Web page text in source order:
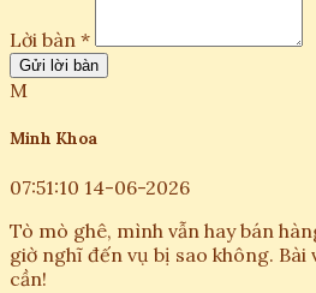
Lời bàn *
Gửi lời bàn
M
Minh Khoa
07:51:10 14-06-2026
Tò mò ghê, mình vẫn hay bán
giờ nghĩ đến vụ bị sao không.
cần!